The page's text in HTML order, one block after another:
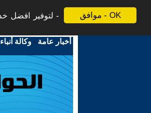
موافق - OK
لتوفير افضل
أخبار عامة -وكالة